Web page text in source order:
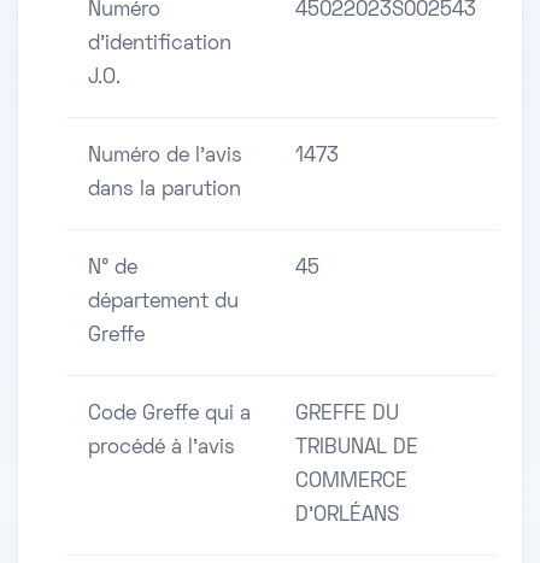
Numéro
d'identification
J.O.
45022023S002543
Numéro de l'avis
dans la parution
1473
N° de
département du
Greffe
45
Code Greffe qui a
procédé à l'avis
GREFFE DU
TRIBUNAL DE
COMMERCE
D'ORLÉANS